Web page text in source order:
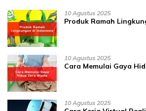
10 Agustus 2025
Produk Ramah
10 Agustus 2025
Cara Memulai Gaya
10 Agustus 2025